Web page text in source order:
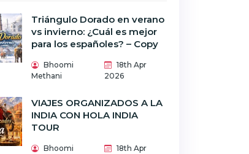
Triángulo Dorado en verano
vs invierno: ¿Cuál es mejor
para los españoles? – Copy
Bhoomi
Methani
18th Apr
2026
VIAJES ORGANIZADOS A LA
INDIA CON HOLA INDIA
TOUR
Bhoomi
18th Apr